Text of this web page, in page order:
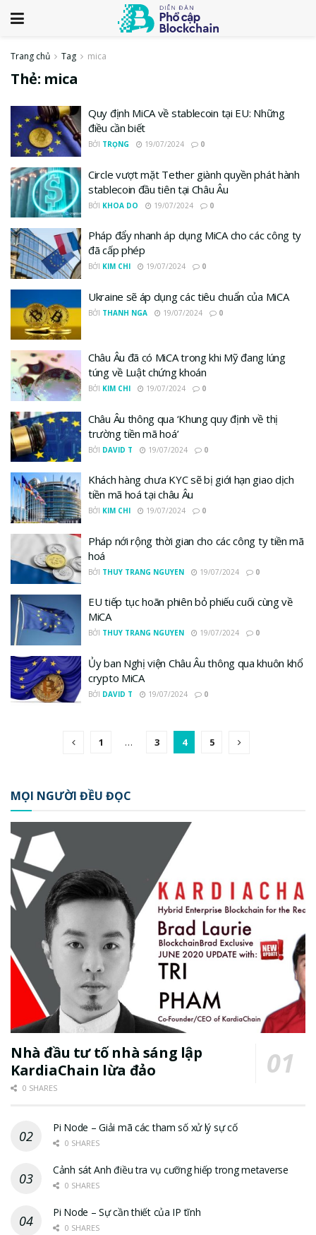
Trang chủ Tag mica
Thẻ: mica
Quy định MiCA về stablecoin tại EU: Những
điều cần biết
BỞI TRỌNG 19/07/2024 0
Circle vượt mặt Tether giành quyền phát hành
stablecoin đầu tiên tại Châu Âu
BỞI KHOA DO 19/07/2024 0
Pháp đẩy nhanh áp dụng MiCA cho các công ty
đã cấp phép
BỞI KIM CHI 19/07/2024 0
Ukraine sẽ áp dụng các tiêu chuẩn của MiCA
BỞI THANH NGA 19/07/2024 0
Châu Âu đã có MiCA trong khi Mỹ đang lúng
túng về Luật chứng khoán
BỞI KIM CHI 19/07/2024 0
Châu Âu thông qua ‘Khung quy định về thị
trường tiền mã hoá’
BỞI DAVID T 19/07/2024 0
Khách hàng chưa KYC sẽ bị giới hạn giao dịch
tiền mã hoá tại châu Âu
BỞI KIM CHI 19/07/2024 0
Pháp nới rộng thời gian cho các công ty tiền mã
hoá
BỞI THUY TRANG NGUYEN 19/07/2024 0
EU tiếp tục hoãn phiên bỏ phiếu cuối cùng về
MiCA
BỞI THUY TRANG NGUYEN 19/07/2024 0
Ủy ban Nghị viện Châu Âu thông qua khuôn khổ
crypto MiCA
BỞI DAVID T 19/07/2024 0
1 … 3 4 5
MỌI NGƯỜI ĐỀU ĐỌC
Nhà đầu tư tố nhà sáng lập
KardiaChain lừa đảo
0 SHARES
Pi Node – Giải mã các tham số xử lý sự cố
0 SHARES
Cảnh sát Anh điều tra vụ cưỡng hiếp trong metaverse
0 SHARES
Pi Node – Sự cần thiết của IP tĩnh
0 SHARES